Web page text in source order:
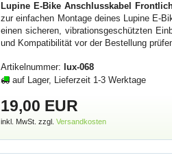
Lupine E-Bike Anschlusskabel
zur einfachen Montage deines Lupine E-
einen sicheren, vibrationsgeschützten
und Kompatibilität vor der Bestellung
Artikelnummer: lux-068
auf Lager, Lieferzeit 1-3 Werktage
19,00 EUR
inkl. MwSt. zzgl.Versandkosten